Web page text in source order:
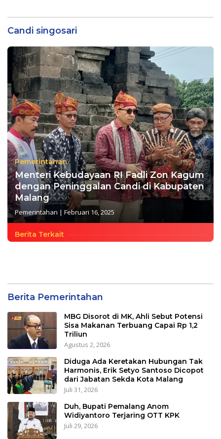
Candi singosari
Pemerintahan
Menteri Kebudayaan RI Fadli Zon Kagum
dengan Peninggalan Candi di Kabupaten
Malang
Pemerintahan | Februari 16, 2025
Berita Terkait
Berita Pemerintahan
MBG Disorot di MK, Ahli Sebut Potensi
Sisa Makanan Terbuang Capai Rp 1,2
Triliun
Agustus 2, 2026
Diduga Ada Keretakan Hubungan Tak
Harmonis, Erik Setyo Santoso Dicopot
dari Jabatan Sekda Kota Malang
Juli 31, 2026
Duh, Bupati Pemalang Anom
Widiyantoro Terjaring OTT KPK
Juli 29, 2026